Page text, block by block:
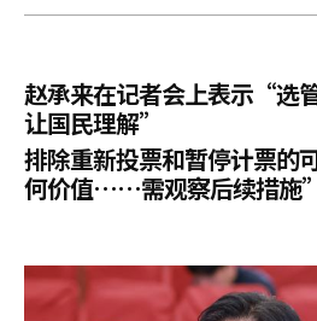
赵承来在记者会上表示“选
让国民理解”
排除重新投票和暂停计票的
何价值……需观察后续措施”